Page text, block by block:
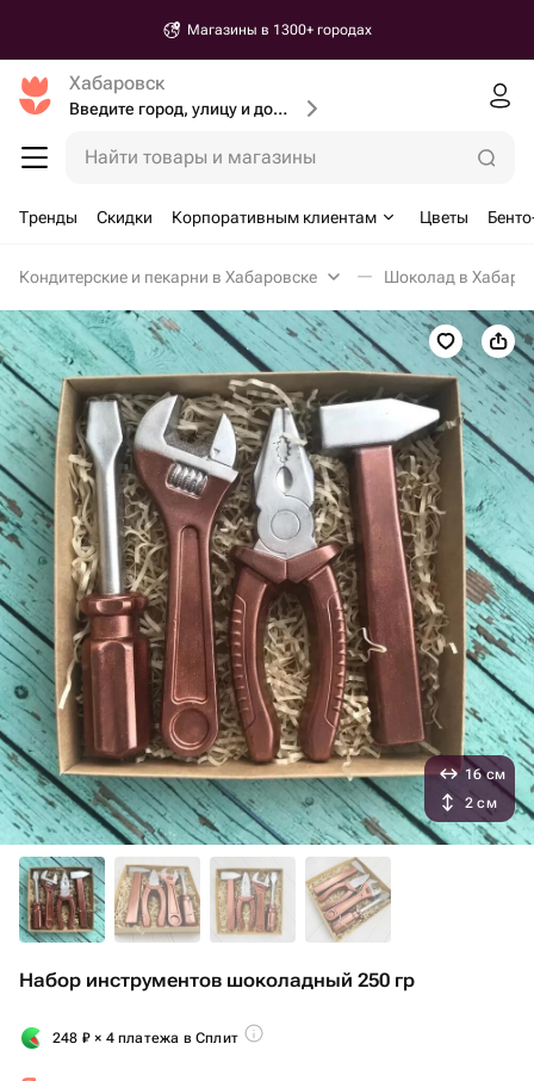
Магазины в 1300+ городах
Хабаровск
Введите город, улицу и дом доставки
Найти товары и магазины
Тренды Скидки Корпоративным клиентам Цветы
Кондитерские и пекарни в Хабаровске Шоколад в
Набор инструментов шоколадный 250 гр
248 ₽ × 4 платежа в Сплит
16 см
2 см